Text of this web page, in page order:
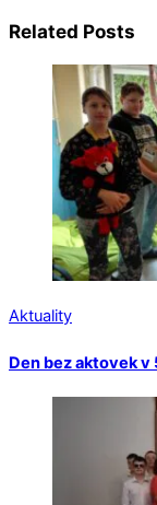
Related Posts
Aktuality
Den bez aktovek